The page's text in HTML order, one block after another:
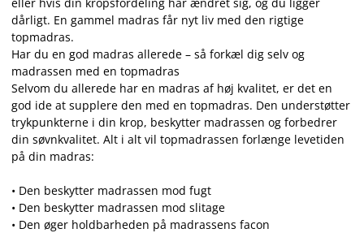
dårligt. En gammel madras får nyt liv med den rigtige
topmadras.
Har du en god madras allerede – så forkæl dig selv og
madrassen med en topmadras
Selvom du allerede har en madras af høj kvalitet, er det en
god ide at supplere den med en topmadras. Den understøtter
trykpunkterne i din krop, beskytter madrassen og forbedrer
din søvnkvalitet. Alt i alt vil topmadrassen forlænge levetiden
på din madras:
• Den beskytter madrassen mod fugt
• Den beskytter madrassen mod slitage
• Den øger holdbarheden på madrassens facon